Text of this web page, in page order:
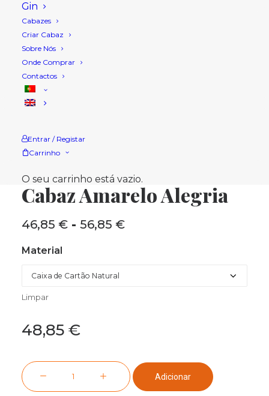
Gin
Cabazes
Criar Cabaz
Sobre Nós
Onde Comprar
Contactos
Entrar / Registar
Carrinho
O seu carrinho está vazio.
Cabaz Amarelo Alegria
46,85 € - 56,85 €
Material
Limpar
48,85 €
Quantidade
de
Adicionar